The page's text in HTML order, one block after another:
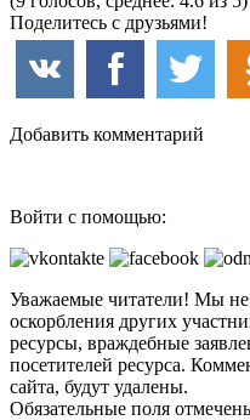
Поделитесь с друзьями!
Добавить комментарий
Войти с помощью:
Уважаемые читатели! Мы
оскорбления других
ресурсы, враждебные
посетителей ресурса.
сайта, будут удалены.
Обязательные поля